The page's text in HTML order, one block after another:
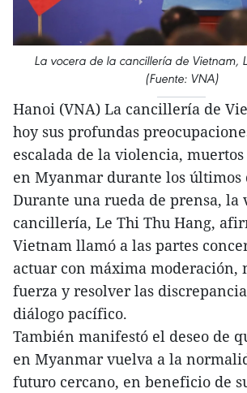
La vocera de la cancillería de Vietnam,
(Fuente: VNA)
Hanoi (VNA) La cancillería de
hoy sus profundas
escalada de la violencia,
en Myanmar durante los últimos
Durante una rueda de prensa, la
cancillería, Le Thi Thu Hang,
Vietnam llamó a las partes
actuar con máxima moderación,
fuerza y resolver las
diálogo pacífico.
También manifestó el deseo de
en Myanmar vuelva a la
futuro cercano, en beneficio de